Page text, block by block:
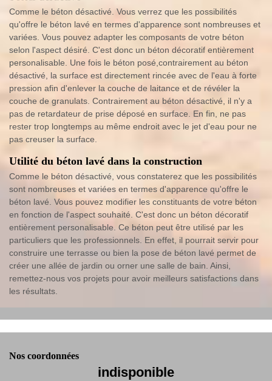
Comme le béton désactivé. Vous verrez que les possibilités
qu'offre le béton lavé en termes d'apparence sont nombreuses et
variées. Vous pouvez adapter les composants de votre béton
selon l'aspect désiré. C'est donc un béton décoratif entièrement
personalisable. Une fois le béton posé,contrairement au béton
désactivé, la surface est directement rincée avec de l'eau à forte
pression afin d'enlever la couche de laitance et de révéler la
couche de granulats. Contrairement au béton désactivé, il n'y a
pas de retardateur de prise déposé en surface. En fin, ne pas
rester trop longtemps au même endroit avec le jet d'eau pour ne
pas creuser la surface.
Utilité du béton lavé dans la construction
Comme le béton désactivé, vous constaterez que les possibilités
sont nombreuses et variées en termes d'apparence qu'offre le
béton lavé. Vous pouvez modifier les constituants de votre béton
en fonction de l'aspect souhaité. C'est donc un béton décoratif
entièrement personalisable. Ce béton peut être utilisé par les
particuliers que les professionnels. En effet, il pourrait servir pour
construire une terrasse ou bien la pose de béton lavé permet de
créer une allée de jardin ou orner une salle de bain. Ainsi,
remettez-nous vos projets pour avoir meilleurs satisfactions dans
les résultats.
Nos coordonnées
indisponible